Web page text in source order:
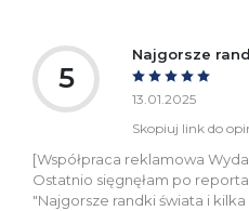
5
Najgorsze
13.01.2025
Skopiuj link do
[Współpraca reklamowa
Ostatnio sięgnęłam po
"Najgorsze randki świata i